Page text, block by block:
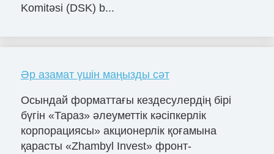
Komitəsi (DSK) b...
Әр азамат үшін маңызды сәт
Осындай форматтағы кездесулердің бірі
бүгін «Тараз» әлеуметтік кәсіпкерлік
корпорациясы» акционерлік қоғамына
қарасты «Zhambyl Invest» фронт-